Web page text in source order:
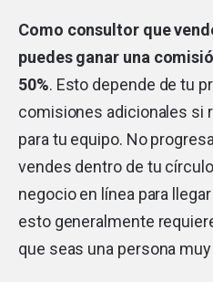
Como consultor que
puedes ganar una
50%. Esto depende de tu
comisiones adicionales si
para tu equipo. No
vendes dentro de tu
negocio en línea para
esto generalmente
que seas una persona